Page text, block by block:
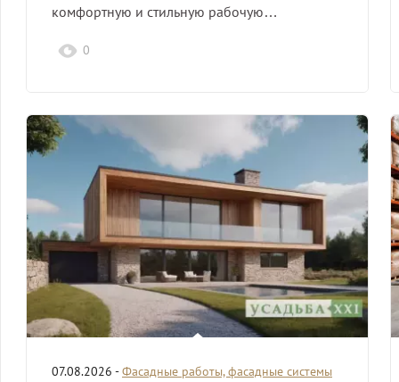
комфортную и стильную рабочую…
0
07.08.2026 -Фасадные работы, фасадные системы